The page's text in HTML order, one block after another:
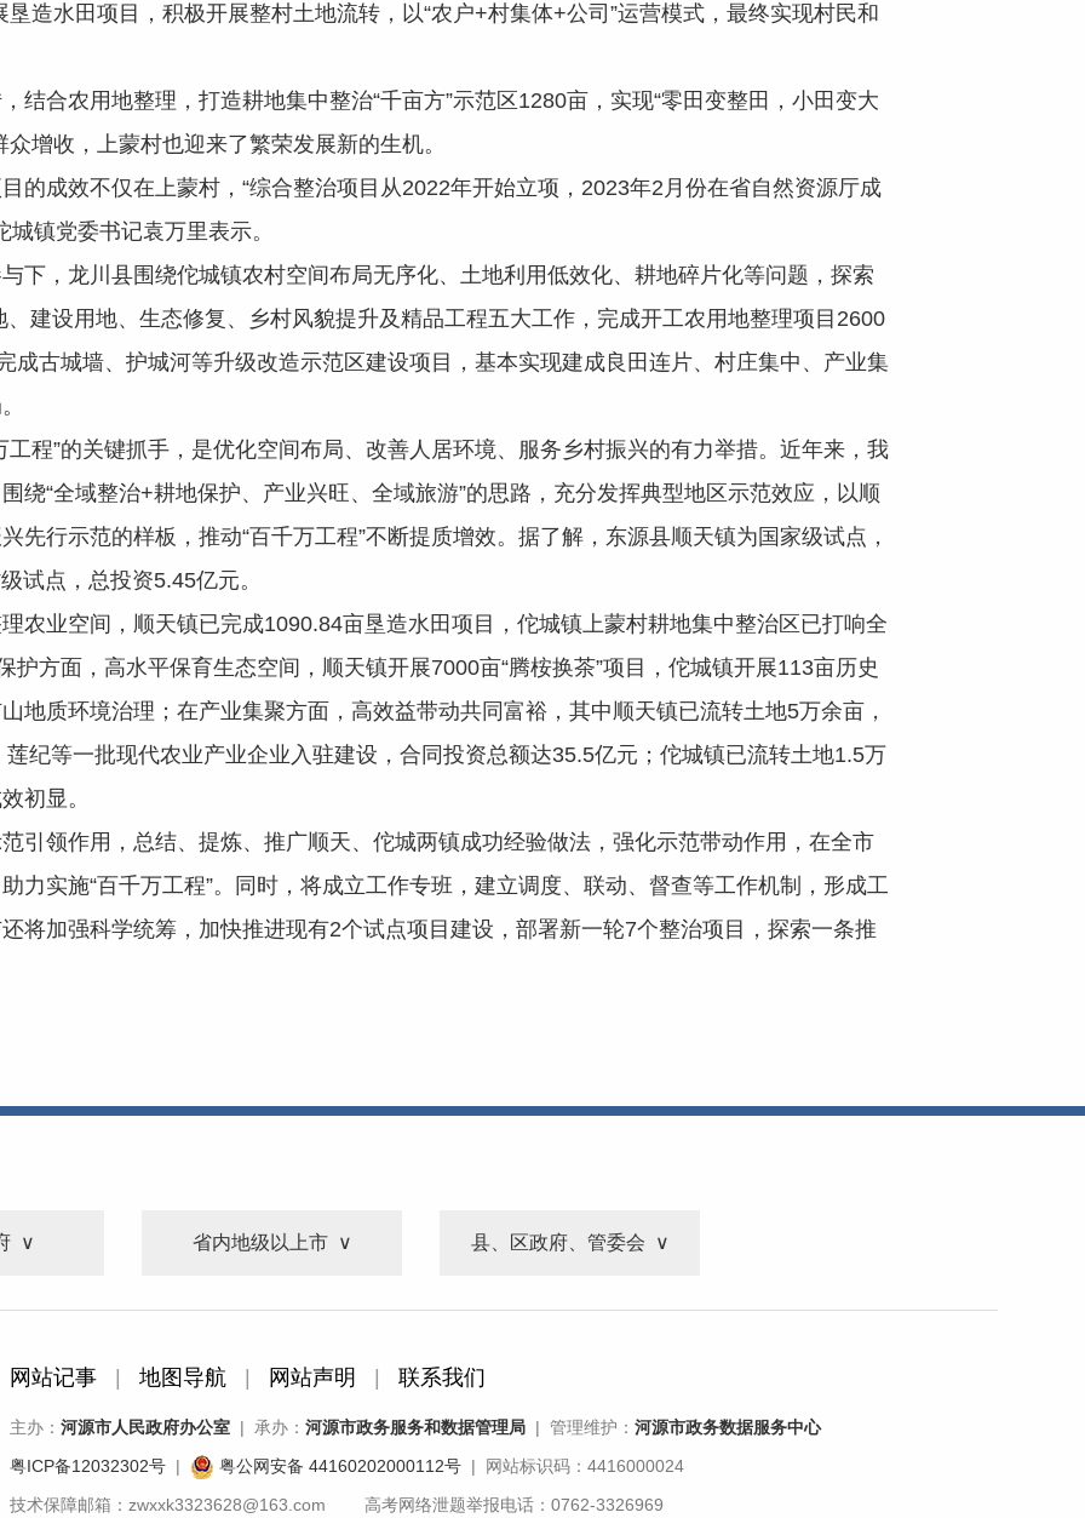
造水田项目，积极开展整村土地流转，以“农户+村集体+公司”运营模式，最终实现村民和
农用地整理，打造耕地集中整治“千亩方”示范区1280亩，实现“零田变整田，小田变大
增收，上蒙村也迎来了繁荣发展新的生机。
成效不仅在上蒙村，“综合整治项目从2022年开始立项，2023年2月份在省自然资源厅成
镇党委书记袁万里表示。
，龙川县围绕佗城镇农村空间布局无序化、土地利用低效化、耕地碎片化等问题，探索
、建设用地、生态修复、乡村风貌提升及精品工程五大工作，完成开工农用地整理项目2600
成古城墙、护城河等升级改造示范区建设项目，基本实现建成良田连片、村庄集中、产业集
”的关键抓手，是优化空间布局、改善人居环境、服务乡村振兴的有力举措。近年来，我
绕“全域整治+耕地保护、产业兴旺、全域旅游”的思路，充分发挥典型地区示范效应，以顺
先行示范的样板，推动“百千万工程”不断提质增效。据了解，东源县顺天镇为国家级试点，
试点，总投资5.45亿元。
业空间，顺天镇已完成1090.84亩垦造水田项目，佗城镇上蒙村耕地集中整治区已打响全
护方面，高水平保育生态空间，顺天镇开展7000亩“腾桉换茶”项目，佗城镇开展113亩历史
地质环境治理；在产业集聚方面，高效益带动共同富裕，其中顺天镇已流转土地5万余亩，
纪等一批现代农业产业企业入驻建设，合同投资总额达35.5亿元；佗城镇已流转土地1.5万
初显。
领作用，总结、提炼、推广顺天、佗城两镇成功经验做法，强化示范带动作用，在全市
力实施“百千万工程”。同时，将成立工作专班，建立调度、联动、督查等工作机制，形成工
将加强科学统筹，加快推进现有2个试点项目建设，部署新一轮7个整治项目，探索一条推
省内地级以上市 县、区政府、管委会
网站记事 地图导航 网站声明 联系我们
主办： 河源市人民政府办公室 | 承办： 河源市政务服务和数据管理局 | 管理维护： 河源市政务数据服务中心
粤ICP备12032302号 | 粤公网安备 44160202000112号 | 网站标识码：4416000024
技术保障邮箱：zwxxk3323628@163.com 高考网络泄题举报电话：0762-3326969